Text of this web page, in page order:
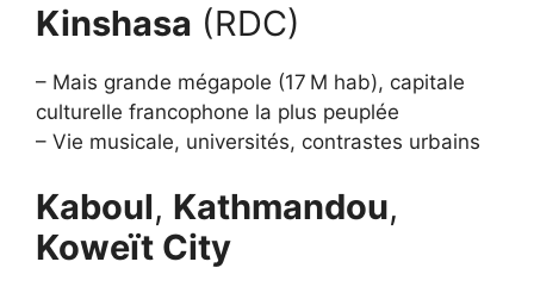
Kinshasa (RDC)
– Mais grande mégapole (17 M hab), capitale
culturelle francophone la plus peuplée
– Vie musicale, universités, contrastes urbains
Kaboul, Kathmandou,
Koweït City